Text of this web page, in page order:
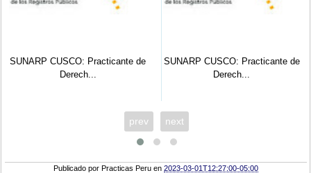
SUNARP CUSCO: Practicante de
Derech...
SUNARP CUSCO: Practicante de
Derech...
prev next
Publicado porPracticas Peru en2023-03-01T12:27:00-05:00